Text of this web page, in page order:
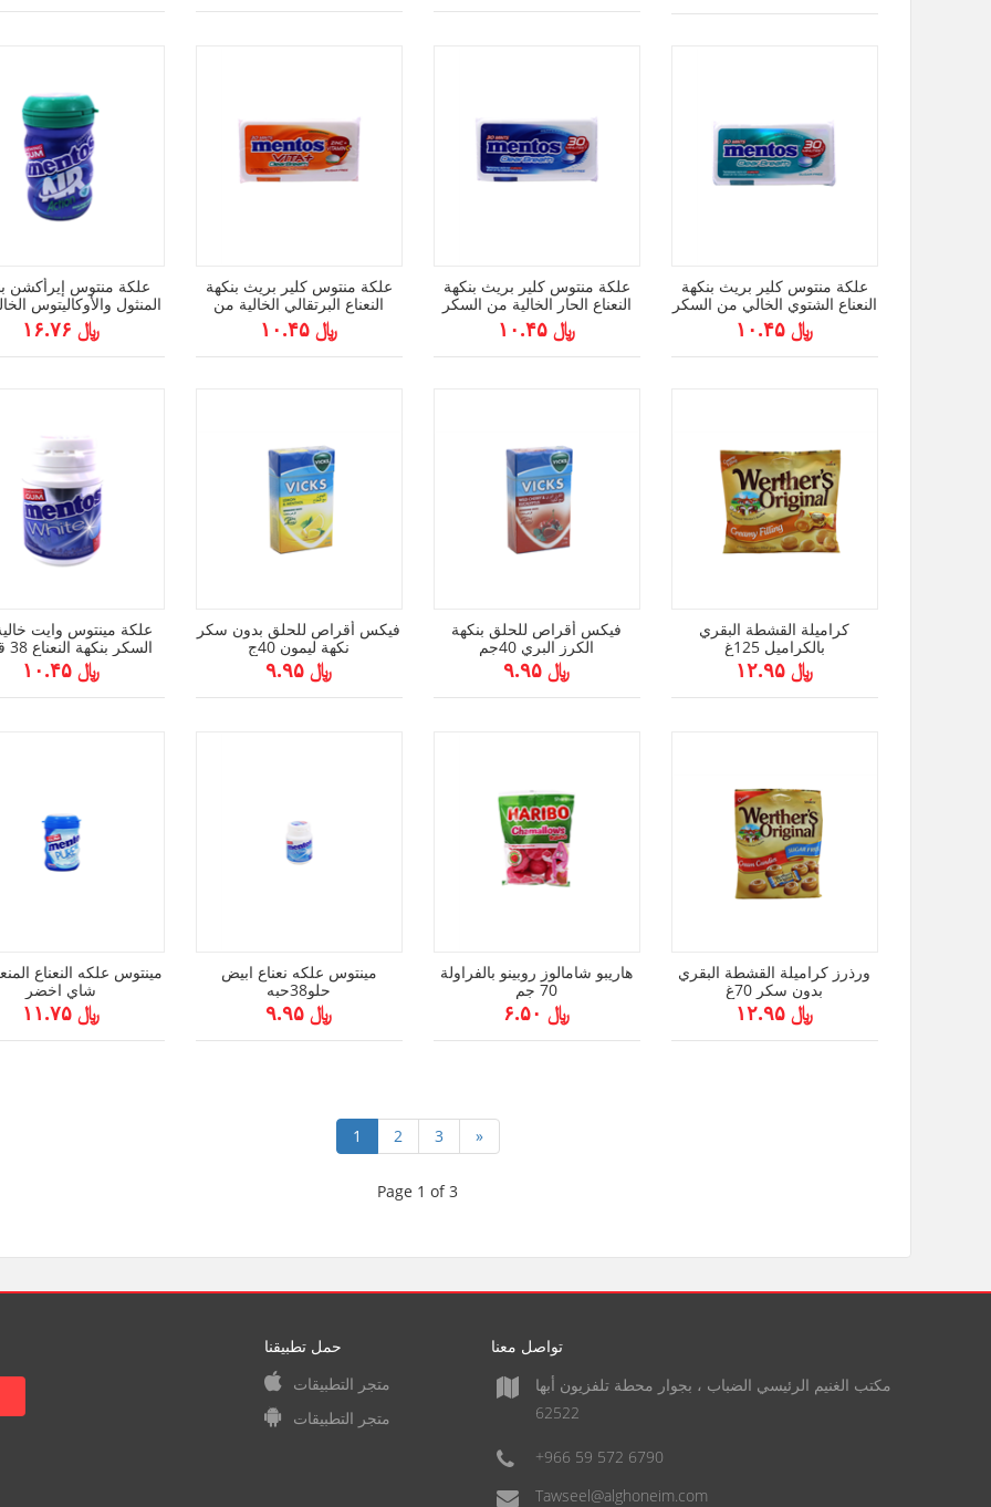
علكة منتوس إيرأكشن
المنثول والأوكاليتوس
السكر (50 قطعة) 87.5 جم﷼ ۱۶.۷۶
علكة منتوس كلير بريث بنكهة
النعناع البرتقالي الخالية من
السكر (30 قطعة) 21 جم﷼ ۱۰.۴۵
علكة منتوس كلير بريث بنكهة
النعناع الحار الخالية من السكر
﷼ ۱۰.۴۵
علكة منتوس كلير بريث بنكهة
النعناع الشتوي الخالي من السكر
﷼ ۱۰.۴۵
علكة مينتوس وايت
السكر بنكهة النعناع 38 قطعة
﷼ ۱۰.۴۵
فيكس أقراص للحلق بدون سكر
نكهة ليمون 40ج
﷼ ۹.۹۵
فيكس أقراص للحلق بنكهة
الكرز البري 40جم
﷼ ۹.۹۵
كراميلة القشطة البقري
بالكراميل 125غ
﷼ ۱۲.۹۵
مينتوس علكه النعناع
شاي اخضر
﷼ ۱۱.۷۵
مينتوس علكه نعناع ابيض
حلو38حبه
﷼ ۹.۹۵
هاريبو شامالوز روبينو بالفراولة
70 جم
﷼ ۶.۵۰
ورذرز كراميلة القشطة البقري
بدون سكر 70غ
﷼ ۱۲.۹۵
1 2 3 »
Page 1 of 3
حمل تطبيقنا
متجر التطبيقات
متجر التطبيقات
تواصل معنا
مكتب الغنيم الرئيسي الضباب ، بجوار محطة تلفزيون أبها
62522
+966 59 572 6790
Tawseel@alghoneim.com